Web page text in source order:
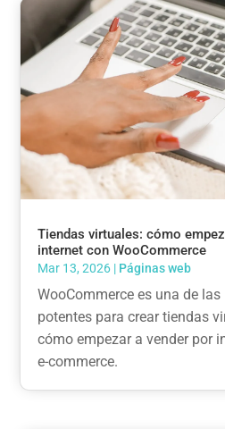
Tiendas virtuales: cómo
internet con WooCommerce
Mar 13, 2026 | Páginas web
WooCommerce es una de
potentes para crear tiendas
cómo empezar a vender por
e-commerce.